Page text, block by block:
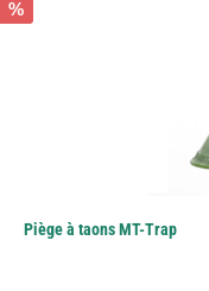
%
Piège à taons MT-Trap